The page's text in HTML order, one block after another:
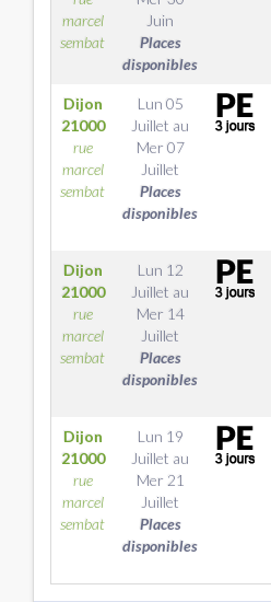
marcel
sembat
Juin
Places
disponibles
Dijon
21000
rue
marcel
sembat
Lun 05
Juillet au
Mer 07
Juillet
Places
disponibles
Dijon
21000
rue
marcel
sembat
Lun 12
Juillet au
Mer 14
Juillet
Places
disponibles
Dijon
21000
rue
marcel
sembat
Lun 19
Juillet au
Mer 21
Juillet
Places
disponibles